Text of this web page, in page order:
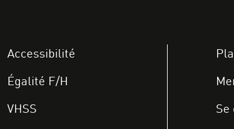
Accessibilité
Égalité F/H
VHSS
Se